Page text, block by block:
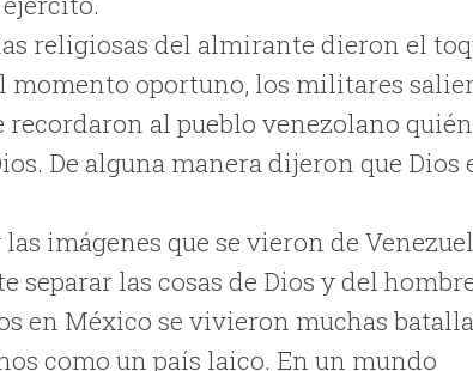
religiosas del almirante dieron el
momento oportuno, los militares
al pueblo venezolano
De alguna manera dijeron que Dios
imágenes que se vieron de
separar las cosas de Dios y del
en México se vivieron muchas
como un país laico. En un mundo